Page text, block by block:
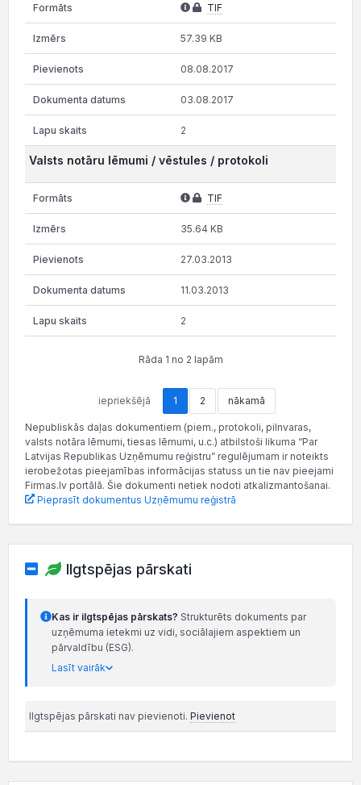
TIF
57.39 KB
08.08.2017
03.08.2017
2
Valsts notāru lēmumi / vēstules / protokoli
TIF
35.64 KB
27.03.2013
11.03.2013
2
Rāda 1 no 2 lapām
iepriekšējā 1 2 nākamā
Nepubliskās daļas dokumentiem (piem., protokoli, pilnvaras,
valsts notāra lēmumi, tiesas lēmumi, u.c.) atbilstoši likuma “Par
Latvijas Republikas Uzņēmumu reģistru” regulējumam ir noteikts
ierobežotas pieejamības informācijas statuss un tie nav pieejami
Firmas.lv portālā. Šie dokumenti netiek nodoti atkalizmantošanai.
Pieprasīt dokumentus Uzņēmumu reģistrā
Ilgtspējas pārskati
Kas ir ilgtspējas pārskats? Strukturēts dokuments par
uzņēmuma ietekmi uz vidi, sociālajiem aspektiem un
pārvaldību (ESG).
Lasīt vairāk
Ilgtspējas pārskati nav pievienoti. Pievienot